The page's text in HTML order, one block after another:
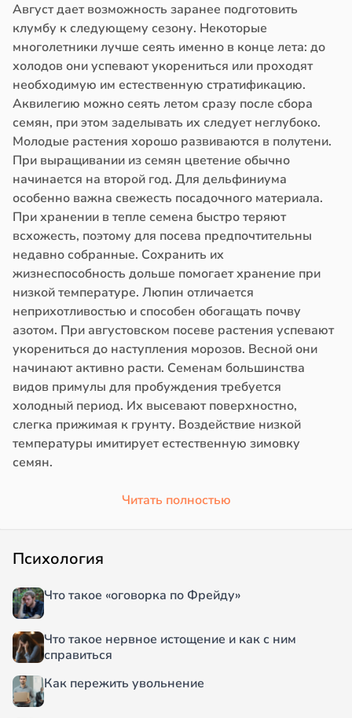
Август дает возможность заранее подготовить
клумбу к следующему сезону. Некоторые
многолетники лучше сеять именно в конце лета: до
холодов они успевают укорениться или проходят
необходимую им естественную стратификацию.
Аквилегию можно сеять летом сразу после сбора
семян, при этом заделывать их следует неглубоко.
Молодые растения хорошо развиваются в полутени.
При выращивании из семян цветение обычно
начинается на второй год. Для дельфиниума
особенно важна свежесть посадочного материала.
При хранении в тепле семена быстро теряют
всхожесть, поэтому для посева предпочтительны
недавно собранные. Сохранить их
жизнеспособность дольше помогает хранение при
низкой температуре. Люпин отличается
неприхотливостью и способен обогащать почву
азотом. При августовском посеве растения успевают
укорениться до наступления морозов. Весной они
начинают активно расти. Семенам большинства
видов примулы для пробуждения требуется
холодный период. Их высевают поверхностно,
слегка прижимая к грунту. Воздействие низкой
температуры имитирует естественную зимовку
семян.
Читать полностью
Психология
Что такое «оговорка по Фрейду»
Что такое нервное истощение и как с ним
справиться
Как пережить увольнение